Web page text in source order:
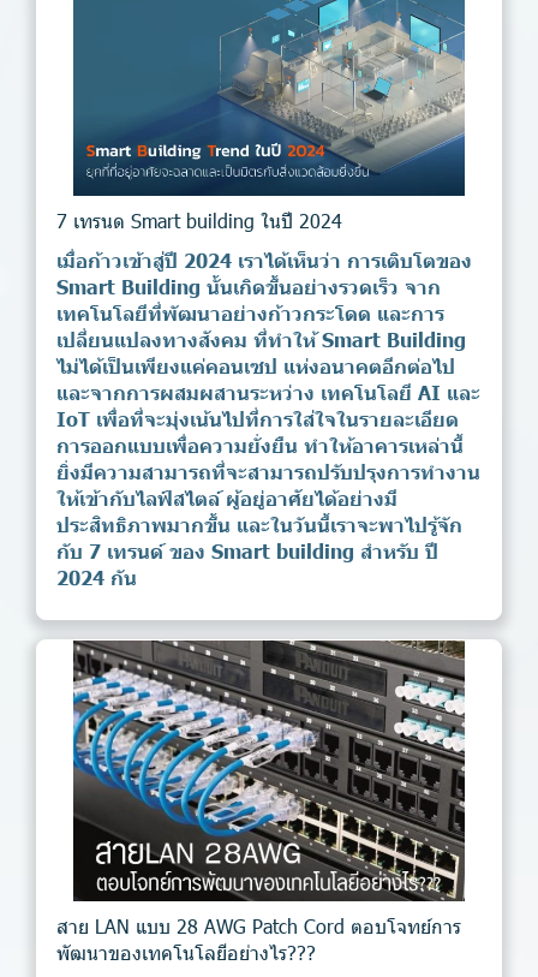
7 เทรนด Smart building ในปี 2024
เมื่อก้าวเข้าสู่ปี 2024 เราได้เห็นว่า การเติบโตของ
Smart Building นั้นเกิดขึ้นอย่างรวดเร็ว จาก
เทคโนโลยีที่พัฒนาอย่างก้าวกระโดด และการ
เปลี่ยนแปลงทางสังคม ที่ทำให้ Smart Building
ไม่ได้เป็นเพียงแค่คอนเซป แห่งอนาคตอีกต่อไป
และจากการผสมผสานระหว่าง เทคโนโลยี AI และ
IoT เพื่อที่จะมุ่งเน้นไปที่การใส่ใจในรายละเอียด
การออกแบบเพื่อความยั่งยืน ทำให้อาคารเหล่านี้
ยิ่งมีความสามารถที่จะสามารถปรับปรุงการทำงาน
ให้เข้ากับไลฟ์สไตล์ ผู้อยู่อาศัยได้อย่างมี
ประสิทธิภาพมากขึ้น และในวันนี้เราจะพาไปรู้จัก
กับ 7 เทรนด์ ของ Smart building สำหรับ ปี
2024 กัน
สาย LAN แบบ 28 AWG Patch Cord ตอบโจทย์การ
พัฒนาของเทคโนโลยีอย่างไร???